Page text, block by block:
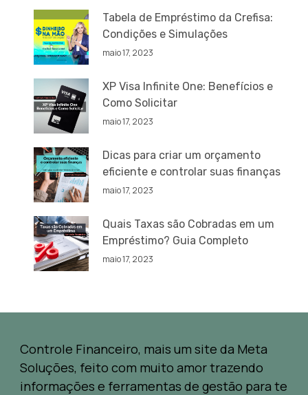
Tabela de Empréstimo da Crefisa:
Condições e Simulações
maio 17, 2023
XP Visa Infinite One: Benefícios e
Como Solicitar
maio 17, 2023
Dicas para criar um orçamento
eficiente e controlar suas finanças
maio 17, 2023
Quais Taxas são Cobradas em um
Empréstimo? Guia Completo
maio 17, 2023
Controle Financeiro, mais um site da Meta
Soluções, feito com muito amor trazendo
informações e ferramentas de gestão para te